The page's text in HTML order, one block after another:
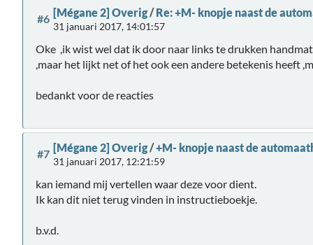
#6 [Mégane 2] Overig/Re: +M- knopje naast de
31 januari 2017, 14:01:57
Oke ,ik wist wel dat ik door naar links te drukken
,maar het lijkt net of het ook een andere betekenis heeft
bedankt voor de reacties
#7 [Mégane 2] Overig/+M- knopje naast de
31 januari 2017, 12:21:59
kan iemand mij vertellen waar deze voor dient.
Ik kan dit niet terug vinden in instructieboekje.
b.v.d.